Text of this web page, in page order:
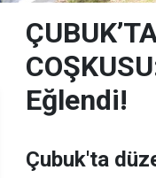
Eğlendi!
Çubuk'ta